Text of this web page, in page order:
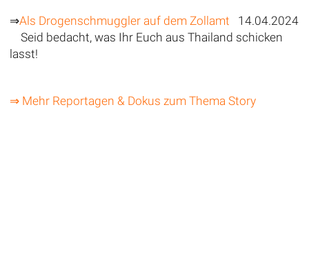
⇒Als Drogenschmuggler auf dem Zollamt 14.04.2024
Seid bedacht, was Ihr Euch aus Thailand schicken
lasst!
⇒ Mehr Reportagen & Dokus zum Thema Story